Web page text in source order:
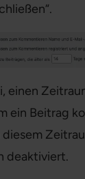
einen
ein Beitrag
deaktiviert.